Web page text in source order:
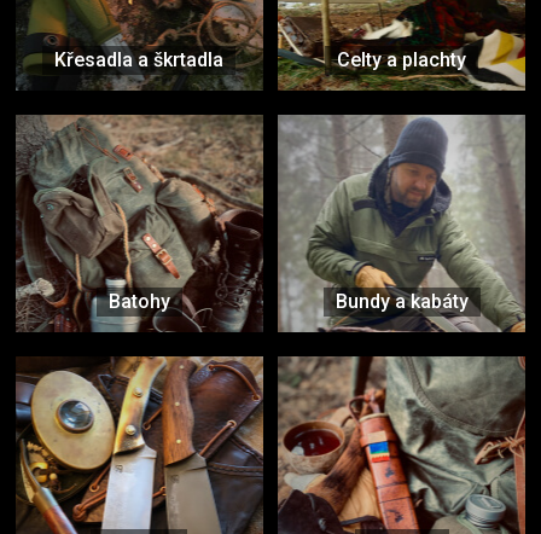
Křesadla a škrtadla Celty a plachty
Batohy Bundy a kabáty